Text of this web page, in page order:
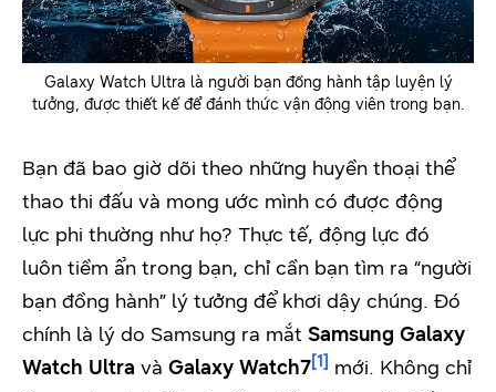
Galaxy Watch Ultra là người bạn đồng hành tập luyện lý
tưởng, được thiết kế để đánh thức vận động viên trong bạn.
Bạn đã bao giờ dõi theo những huyền thoại thể
thao thi đấu và mong ước mình có được động
lực phi thường như họ? Thực tế, động lực đó
luôn tiềm ẩn trong bạn, chỉ cần bạn tìm ra “người
bạn đồng hành” lý tưởng để khơi dậy chúng. Đó
chính là lý do Samsung ra mắt Samsung Galaxy
Watch Ultra và Galaxy Watch7[1] mới. Không chỉ